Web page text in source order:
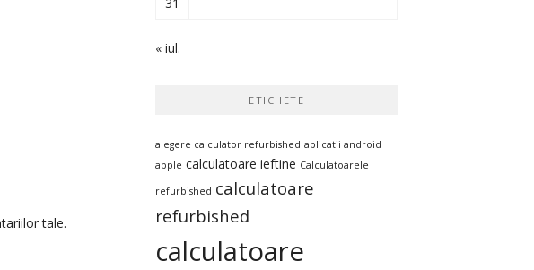
tale.
« iul.
ETICHETE
alegere calculator refurbished aplicatii android
apple calculatoare ieftine Calculatoarele
refurbished calculatoare
refurbished
calculatoare